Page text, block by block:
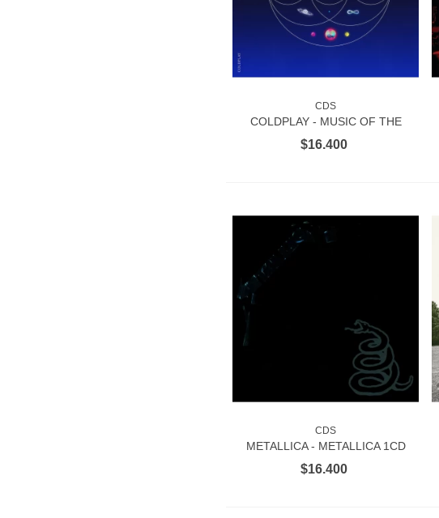
VER MÁS
CDS
COLDPLAY - MUSIC OF THE
SPHERES 1CD
$16.400
AÑADIR AL CARRITO
CDS
METALLICA - METALLICA 1CD
$16.400